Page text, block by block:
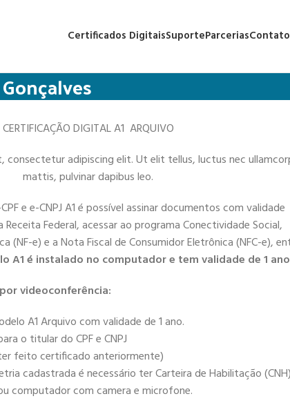
Certificados DigitaisSuporteParceriasContato
CERTIFICAÇÃO DIGITAL A1 ARQUIVO
consectetur adipiscing elit. Ut elit tellus, luctus nec
mattis, pulvinar dapibus leo.
e e-CNPJ A1 é possível assinar documentos com validade
Federal, acessar ao programa Conectividade Social,
(NF-e) e a Nota Fiscal de Consumidor Eletrônica (NFC-e),
A1 é instalado no computador e tem validade de 1
videoconferência:
A1 Arquivo com validade de 1 ano.
o titular do CPF e CNPJ
feito certificado anteriormente)
cadastrada é necessário ter Carteira de Habilitação
computador com camera e microfone.